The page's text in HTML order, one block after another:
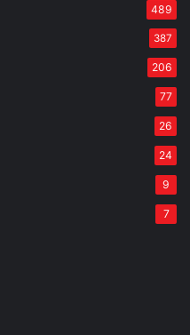
489
387
206
77
26
24
9
7